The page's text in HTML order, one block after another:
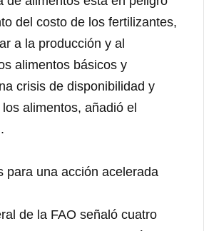
del costo de los fertilizantes,
a la producción y al
alimentos básicos y
crisis de disponibilidad y
alimentos, añadió el
para una acción acelerada
de la FAO señaló cuatro